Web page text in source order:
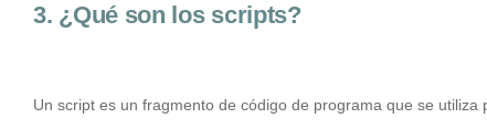
3. ¿Qué son los scripts?
Un script es un fragmento de código de programa que se